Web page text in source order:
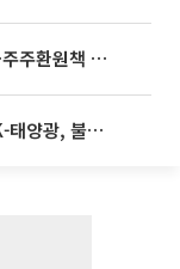
SK하이닉스, 분기배당 375원 확정…주주환원책 9월로 앞당겨 발표
美 ‘232조 하이브리드 제재’ 임박…K-태양광, 불확실성 털고 날개 다나